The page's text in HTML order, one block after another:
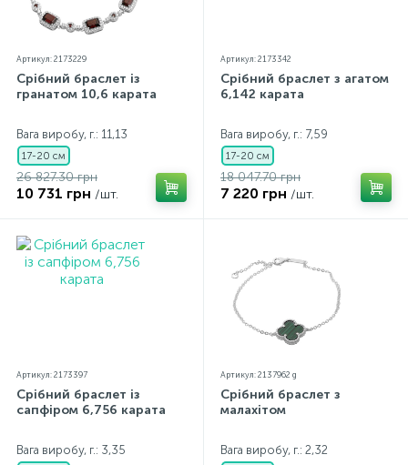
Артикул: 2173229
Срібний браслет із
гранатом 10,6 карата
Вага виробу, г.: 11,13
17-20 см
26 827.30 грн
10 731 грн /шт.
Артикул: 2173342
Срібний браслет з агатом
6,142 карата
Вага виробу, г.: 7,59
17-20 см
18 047.70 грн
7 220 грн /шт.
Артикул: 2173397
Срібний браслет із
сапфіром 6,756 карата
Вага виробу, г.: 3,35
Артикул: 2137962 g
Срібний браслет з
малахітом
Вага виробу, г.: 2,32